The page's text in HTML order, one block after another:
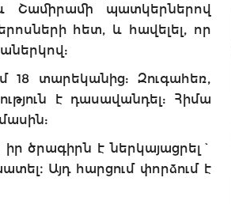
Շամիրամի պատկերներով
հետ, և հավելել, որ
18 տարեկանից: Զուգահեռ,
է դասավանդել: Հիմա
ծրագիրն է ներկայացրել`
Այդ հարցում փորձում է